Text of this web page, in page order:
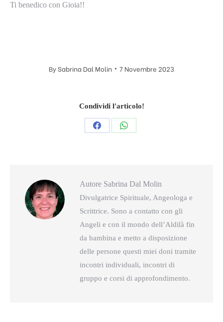
Ti benedico con Gioia!!
BySabrina Dal Molin 7 Novembre 2023
Condividi l'articolo!
CondividiCondividi
Autore Sabrina Dal Molin
Divulgatrice Spirituale, Angeologa e
Scrittrice. Sono a contatto con gli
Angeli e con il mondo dell’Aldilà fin
da bambina e metto a disposizione
delle persone questi miei doni tramite
incontri individuali, incontri di
gruppo e corsi di approfondimento.